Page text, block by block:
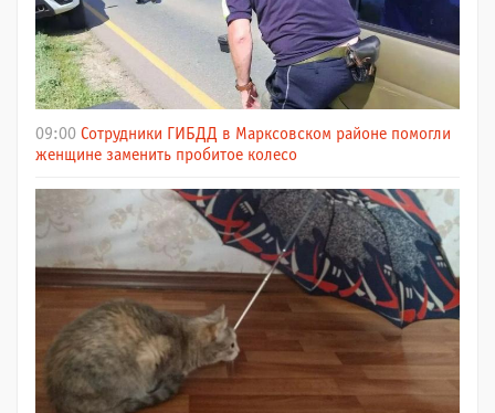
09:00 Сотрудники ГИБДД в Марксовском районе помогли
женщине заменить пробитое колесо